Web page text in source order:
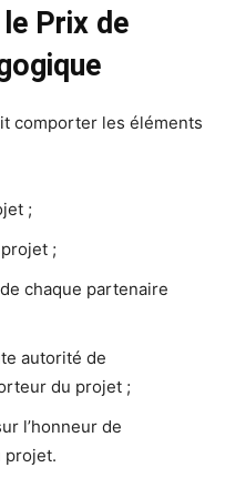
Prix de
comporter les éléments
;
;
chaque partenaire
autorité de
du projet ;
l’honneur de
projet.